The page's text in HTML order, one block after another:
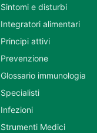
Sintomi e disturbi
Integratori alimentari
Principi attivi
Prevenzione
Glossario immunologia
Specialisti
Infezioni
Strumenti Medici